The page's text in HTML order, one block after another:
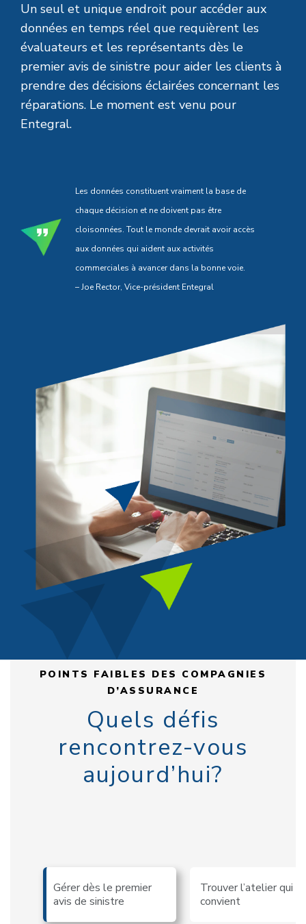
Un seul et unique endroit pour accéder aux
données en temps réel que requièrent les
évaluateurs et les représentants dès le
premier avis de sinistre pour aider les clients à
prendre des décisions éclairées concernant les
réparations. Le moment est venu pour
Entegral.
Les données constituent vraiment la base de
chaque décision et ne doivent pas être
cloisonnées. Tout le monde devrait avoir accès
aux données qui aident aux activités
commerciales à avancer dans la bonne voie.
– Joe Rector, Vice-président Entegral
POINTS FAIBLES DES COMPAGNIES
D’ASSURANCE
Quels défis
rencontrez-vous
aujourd’hui?
Gérer dès le premier
avis de sinistre
Trouver l’atelier qui
convient